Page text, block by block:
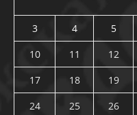
3
4 5
10
11 12
17
18 19
24
25 26